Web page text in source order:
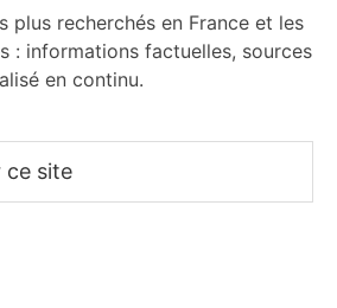
plus recherchés en France et les
: informations factuelles, sources
en continu.